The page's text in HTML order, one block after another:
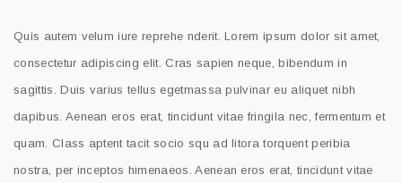
Quis autem velum iure reprehe nderit. Lorem ipsum dolor sit amet,
consectetur adipiscing elit. Cras sapien neque, bibendum in
sagittis. Duis varius tellus egetmassa pulvinar eu aliquet nibh
dapibus. Aenean eros erat, tincidunt vitae fringila nec, fermentum et
quam. Class aptent tacit socio squ ad litora torquent peribia
nostra, per inceptos himenaeos. Aenean eros erat, tincidunt vitae